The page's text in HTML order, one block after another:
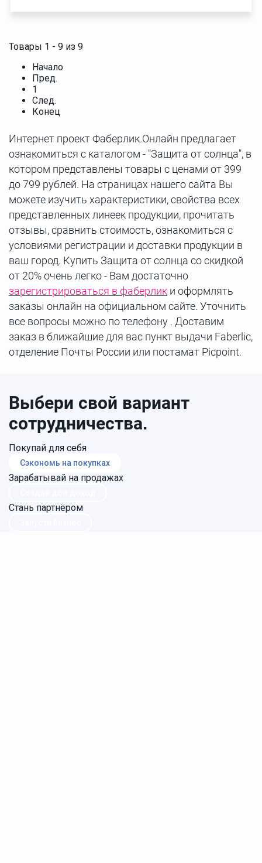
Товары 1 - 9 из 9
Начало
Пред.
1
След.
Конец
Интернет проект Фаберлик.Онлайн предлагает
ознакомиться с каталогом - "Защита от солнца", в
котором представлены товары с ценами от 399
до 799 рублей. На страницах нашего сайта Вы
можете изучить характеристики, свойства всех
представленных линеек продукции, прочитать
отзывы, сравнить стоимость, ознакомиться с
условиями регистрации и доставки продукции в
ваш город. Купить Защита от солнца со скидкой
от 20% очень легко - Вам достаточно
зарегистрироваться в фаберлик и оформлять
заказы онлайн на официальном сайте. Уточнить
все вопросы можно по телефону . Доставим
заказ в ближайшие для вас пункт выдачи Faberlic,
отделение Почты России или постамат Picpoint.
Выбери свой вариант
сотрудничества.
Покупай для себя
Сэкономь на покупках
Зарабатывай на продажах
Стань партнёром